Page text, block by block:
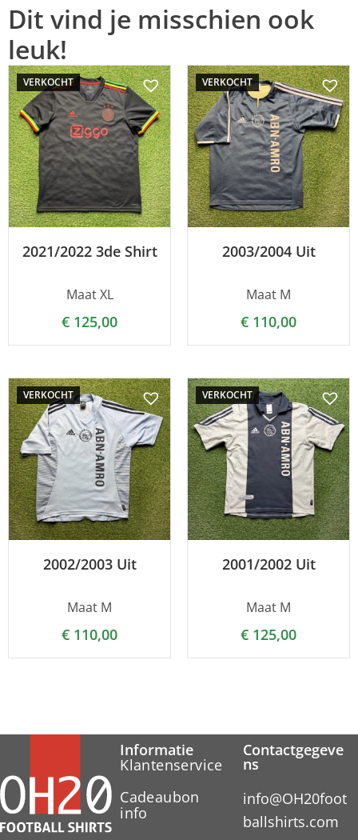
Dit vind je misschien ook
leuk!
VERKOCHT
2021/2022 3de Shirt
Maat XL
€ 125,00
VERKOCHT
2003/2004 Uit
Maat M
€ 110,00
VERKOCHT
2002/2003 Uit
Maat M
€ 110,00
VERKOCHT
2001/2002 Uit
Maat M
€ 125,00
Informatie
Klantenservice
Cadeaubon
info
Contactgegeve
ns
info@OH20foot
ballshirts.com